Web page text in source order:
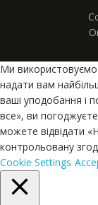
Ми
надати вам
ваші уподобання і
все», ви
можете відвідати
контрольовану
Cookie Settings